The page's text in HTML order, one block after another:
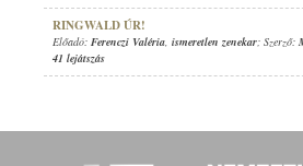
RINGWALD ÚR!
Előadó: Ferenczi Valéria, ismeretlen zenekar; Szerző:
41 lejátszás